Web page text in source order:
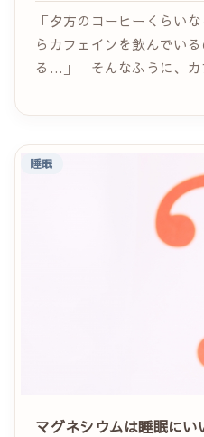
「夕方のコーヒーくらい
らカフェインを飲んでい
る…」 そんなふうに、カ
やわらげたり、集中力を
睡眠
マグネシウムは睡眠にい